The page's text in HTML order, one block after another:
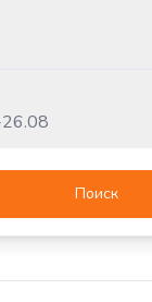
26.08
Поиск